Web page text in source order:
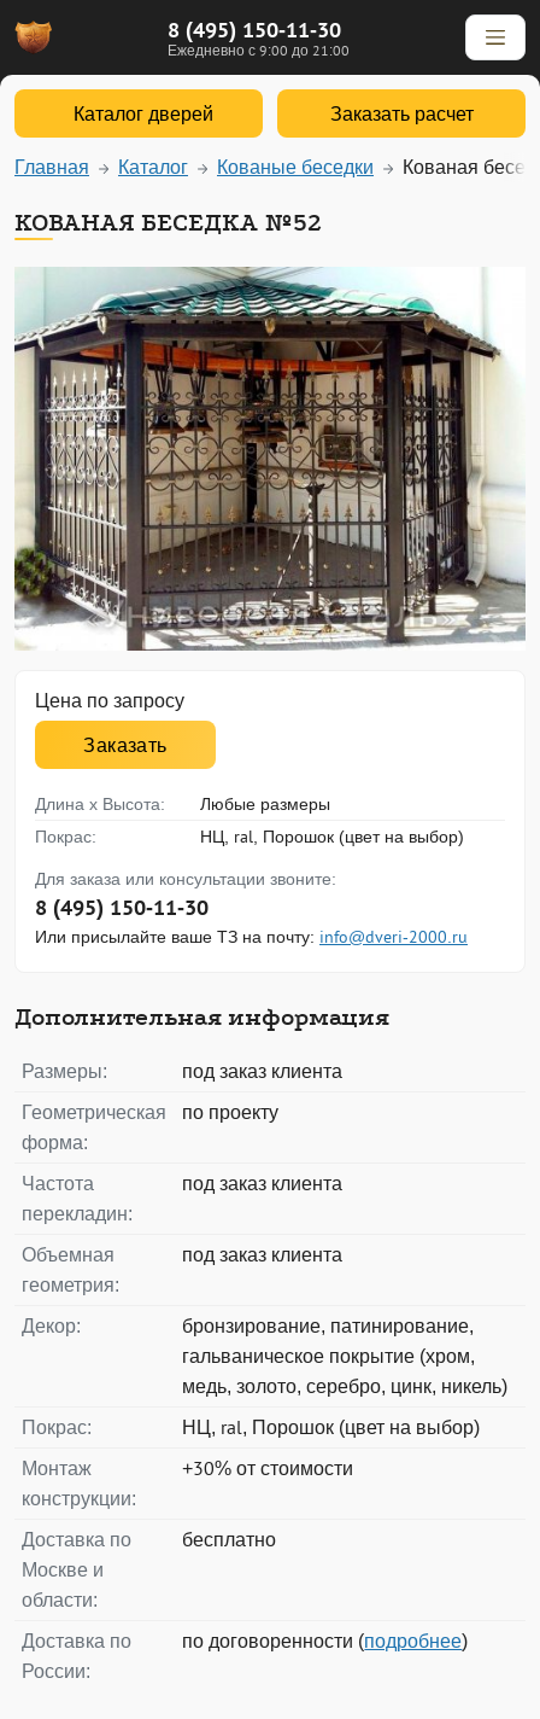
8 (495) 150-11-30
Ежедневно с 9:00 до 21:00
Каталог дверей Заказать расчет
Главная Каталог Кованые беседки Кованая
КОВАНАЯ БЕСЕДКА №52
Цена по запросу
Заказать
Длина х Высота:
Любые размеры
Покрас:
НЦ, ral, Порошок (цвет на выбор)
Для заказа или консультации звоните:
8 (495) 150-11-30
Или присылайте ваше ТЗ на почту: info@dveri-2000.ru
Дополнительная информация
Размеры:
под заказ клиента
Геометрическая
форма:
по проекту
Частота
перекладин:
под заказ клиента
Объемная
геометрия:
под заказ клиента
Декор:
бронзирование, патинирование,
гальваническое покрытие (хром,
медь, золото, серебро, цинк, никель)
Покрас:
НЦ, ral, Порошок (цвет на выбор)
Монтаж
конструкции:
+30% от стоимости
Доставка по
Москве и
области:
бесплатно
Доставка по
России:
по договоренности (подробнее)